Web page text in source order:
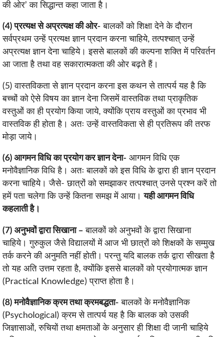
की ओर’ का सिद्धान्त कहा जाता है।
(4) प्रत्यक्ष से अप्रत्यक्ष की ओर- बालकों को शिक्षा देने के दौरान
सर्वप्रथम उन्हें प्रत्यक्ष ज्ञान प्रदान करना चाहिये, तत्पश्चात् उन्हें
अप्रत्यक्ष ज्ञान देना चाहिये। इससे बालकों की कल्पना शक्ति में परिवर्तन
आ जाता है तथा वह सकारात्मकता की ओर बढ़ते हैं।
(5) वास्तविकता से ज्ञान प्रदान करना इस कथन से तात्पर्य यह है कि
बच्चों को ऐसे विषय का ज्ञान देना जिसमें वास्तविक तथा प्राकृतिक
वस्तुओं का ही प्रयोग किया जाये, क्योंकि प्राय वस्तुओं का प्रभाव भी
वास्तविक ही होता है। अतः उन्हें वास्तविकता से ही प्रतिरूप की तरफ
मोड़ा जाये।
(6) आगमन विधि का प्रयोग कर ज्ञान देना- आगमन विधि एक
मनोवैज्ञानिक विधि है। अतः बालकों को इस विधि के द्वारा ही ज्ञान प्रदान
करना चाहिये। जैसे- छात्रों को समझाकर तत्पश्चात् उनसे प्रश्न करें तो
हमें पता चलेगा कि उन्हें कितना समझ में आया।यही आगमन विधि
कहलाती है।
(7) अनुभवों द्वारा सिखाना – बालकों को अनुभवों के द्वारा सिखाना
चाहिये। गुरुकुल जैसे विद्यालयों में आज भी छात्रों को शिक्षकों के सम्मुख
तर्क करने की अनुमति नहीं होती। परन्तु यदि बालक तर्क द्वारा सीखता है
तो यह अति उत्तम रहता है, क्योंकि इससे बालकों को प्रयोगात्मक ज्ञान
(Practical Knowledge) प्राप्त होता है।
(8) मनोवैज्ञानिक क्रम तथा क्रमबद्धता- बालकों के मनोवैज्ञानिक
(Psychological) क्रम से तात्पर्य यह है कि बालक को उसकी
जिज्ञासाओं, रुचियों तथा क्षमताओं के अनुसार ही शिक्षा दी जानी चाहिये